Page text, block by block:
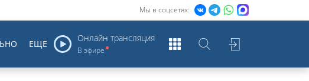
Мы в соцсетях:
Онлайн трансляция
В эфире
ЕЩЕ